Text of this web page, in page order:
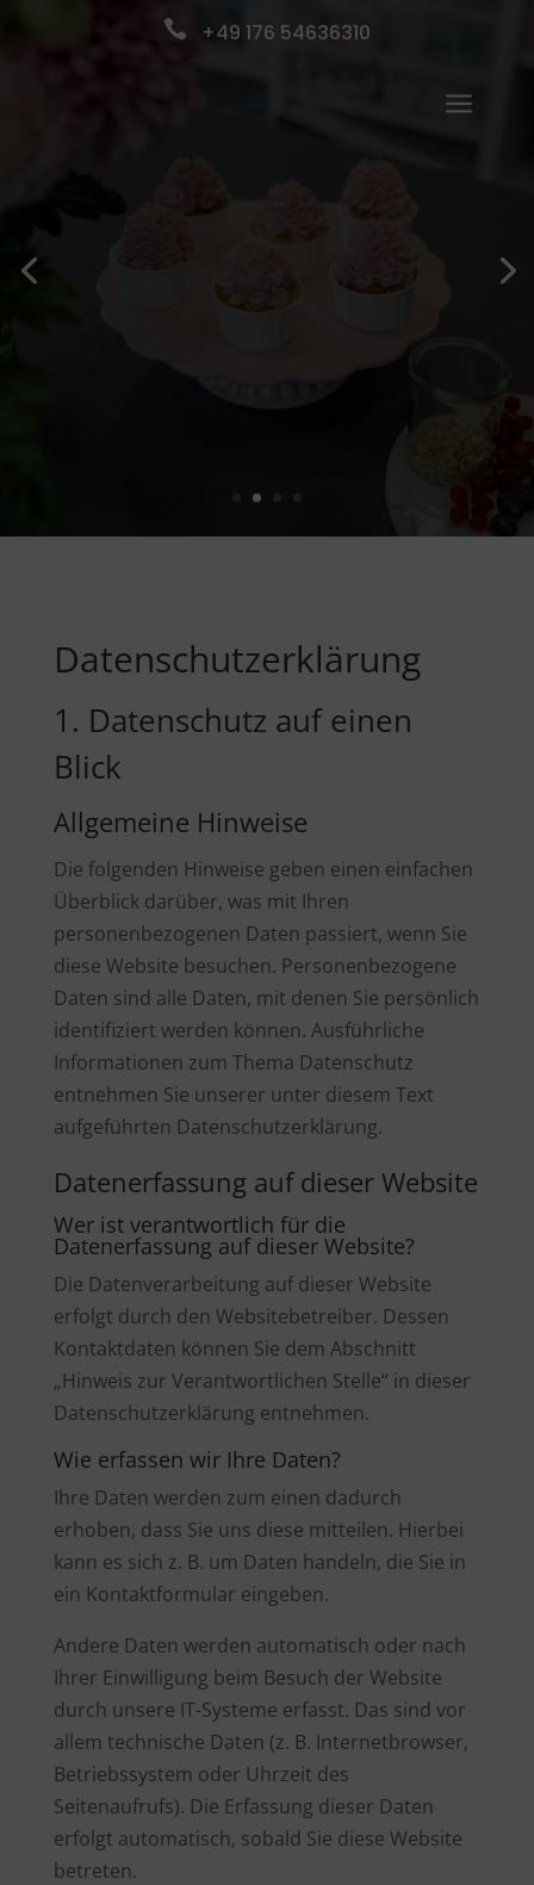
 +49 176 54636310
a
Datenschutz­erklärung
1. Datenschutz auf einen
Blick
Allgemeine Hinweise
Die folgenden Hinweise geben einen einfachen
Überblick darüber, was mit Ihren
personenbezogenen Daten passiert, wenn Sie
diese Website besuchen. Personenbezogene
Daten sind alle Daten, mit denen Sie persönlich
identifiziert werden können. Ausführliche
Informationen zum Thema Datenschutz
entnehmen Sie unserer unter diesem Text
aufgeführten Datenschutzerklärung.
Datenerfassung auf dieser Website
Wer ist verantwortlich für die
Datenerfassung auf dieser Website?
Die Datenverarbeitung auf dieser Website
erfolgt durch den Websitebetreiber. Dessen
Kontaktdaten können Sie dem Abschnitt
„Hinweis zur Verantwortlichen Stelle“ in dieser
Datenschutzerklärung entnehmen.
Wie erfassen wir Ihre Daten?
Ihre Daten werden zum einen dadurch
erhoben, dass Sie uns diese mitteilen. Hierbei
kann es sich z. B. um Daten handeln, die Sie in
ein Kontaktformular eingeben.
Andere Daten werden automatisch oder nach
Ihrer Einwilligung beim Besuch der Website
durch unsere IT-Systeme erfasst. Das sind vor
allem technische Daten (z. B. Internetbrowser,
Betriebssystem oder Uhrzeit des
Seitenaufrufs). Die Erfassung dieser Daten
erfolgt automatisch, sobald Sie diese Website
betreten.